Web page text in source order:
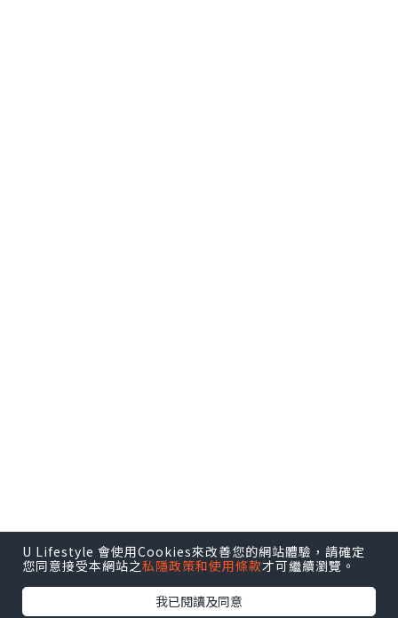
U Lifestyle 會使用Cookies來改善您的網站體驗，請確定
您同意接受本網站之私隱政策和使用條款才可繼續瀏覽。
我已閱讀及同意